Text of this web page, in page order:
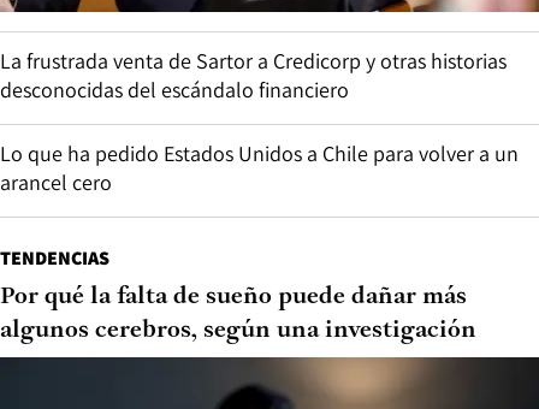
La frustrada venta de Sartor a Credicorp y otras historias
desconocidas del escándalo financiero
Lo que ha pedido Estados Unidos a Chile para volver a un
arancel cero
TENDENCIAS
Por qué la falta de sueño puede dañar más
algunos cerebros, según una investigación